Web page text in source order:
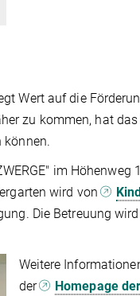
Wert auf die
zu kommen, hat
können.
im
wird von
Die Betreuung
Weitere
der
Homepage